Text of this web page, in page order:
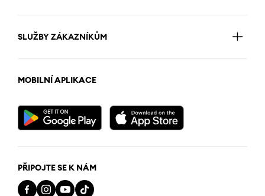
SLUŽBY ZÁKAZNÍKŮM
MOBILNÍ APLIKACE
PŘIPOJTE SE K NÁM